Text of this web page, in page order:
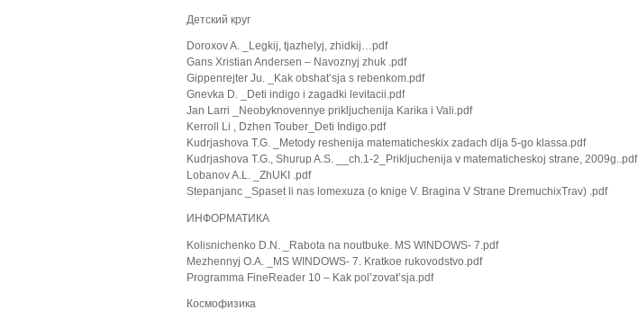
Детский круг
Doroxov A. _Legkij, tjazhelyj, zhidkij…pdf
Gans Xristian Andersen – Navoznyj zhuk .pdf
Gippenrejter Ju. _Kak obshat’sja s rebenkom.pdf
Gnevka D. _Deti indigo i zagadki levitacii.pdf
Jan Larri _Neobyknovennye prikljuchenija Karika i Vali.pdf
Kerroll Li , Dzhen Touber_Deti Indigo.pdf
Kudrjashova T.G. _Metody reshenija matematicheskix zadach dlja 5-go klassa.pdf
Kudrjashova T.G., Shurup A.S. __ch.1-2_Prikljuchenija v matematicheskoj strane, 2009g..pdf
Lobanov A.L. _ZhUKI .pdf
Stepanjanc _Spaset li nas lomexuza (o knige V. Bragina V Strane DremuchixTrav) .pdf
ИНФОРМАТИКА
Kolisnichenko D.N. _Rabota na noutbuke. MS WINDOWS- 7.pdf
Mezhennyj O.A. _MS WINDOWS- 7. Kratkoe rukovodstvo.pdf
Programma FineReader 10 – Kak pol’zovat’sja.pdf
Космофизика